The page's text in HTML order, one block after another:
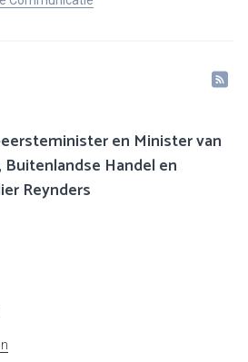
en Minister van
Handel en
Reynders